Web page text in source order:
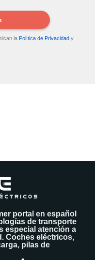
la Política de Privacidad y
portal en español
de transporte
especial atención a
Coches eléctricos,
pilas de